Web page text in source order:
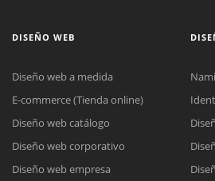
DISEÑO WEB
Diseño web a medida
E-commerce (Tienda online)
Diseño web catálogo
Diseño web corporativo
Diseño web empresa